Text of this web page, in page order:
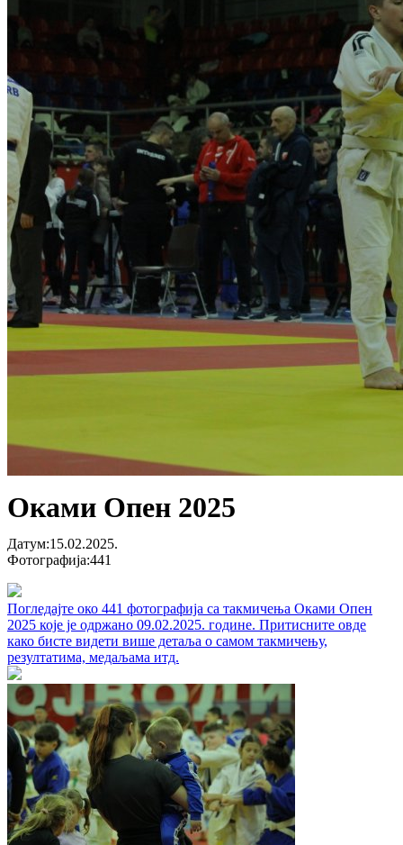
Оками Опен 2025
Датум:15.02.2025.
Фотографија:441
Погледајте око 441 фотографија са такмичења Оками Опен
2025 које је одржано 09.02.2025. године. Притисните овде
како бисте видети више детаља о самом такмичењу,
резултатима, медаљама итд.